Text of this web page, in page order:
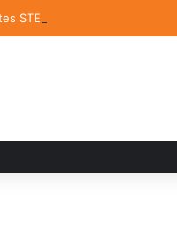
STEM de la UDLAP